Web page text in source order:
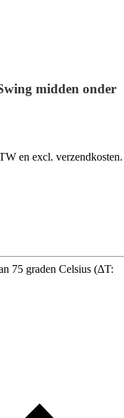
midden onder
en excl. verzendkosten.
75 graden Celsius (ΔT: